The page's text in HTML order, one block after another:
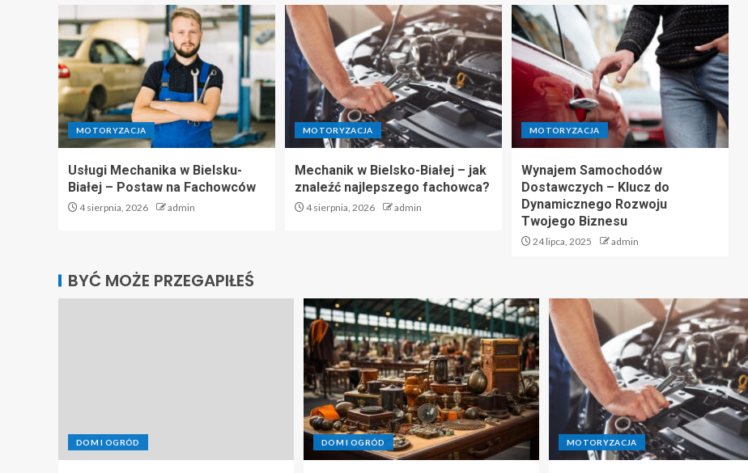
MOTORYZACJA
Usługi Mechanika w Bielsku-
Białej – Postaw na Fachowców
4 sierpnia, 2026 admin
MOTORYZACJA
Mechanik w Bielsko-Białej – jak
znaleźć najlepszego fachowca?
4 sierpnia, 2026 admin
MOTORYZACJA
Wynajem Samochodów
Dostawczych – Klucz do
Dynamicznego Rozwoju
Twojego Biznesu
24 lipca, 2025 admin
BYĆ MOŻE PRZEGAPIŁEŚ
DOM I OGRÓD DOM I OGRÓD MOTORYZACJA